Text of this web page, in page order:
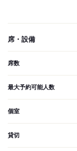
席・設備
席数
最大予約可能人数
個室
貸切